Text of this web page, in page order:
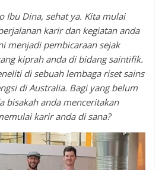
Ibu Dina, sehat ya. Kita mulai
karir dan kegiatan anda
menjadi pembicaraan sejak
kiprah anda di bidang saintifik.
di sebuah lembaga riset sains
di Australia. Bagi yang belum
bisakah anda menceritakan
karir anda di sana?